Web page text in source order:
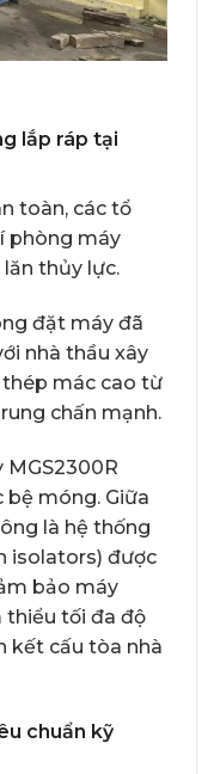
lắp ráp tại
toàn, các tổ
phòng máy
thủy lực.
đặt máy đã
nhà thầu xây
mác cao từ
chấn mạnh.
MGS2300R
bệ móng. Giữa
là hệ thống
isolators) được
bảo máy
thiểu tối đa độ
kết cấu tòa nhà
chuẩn kỹ